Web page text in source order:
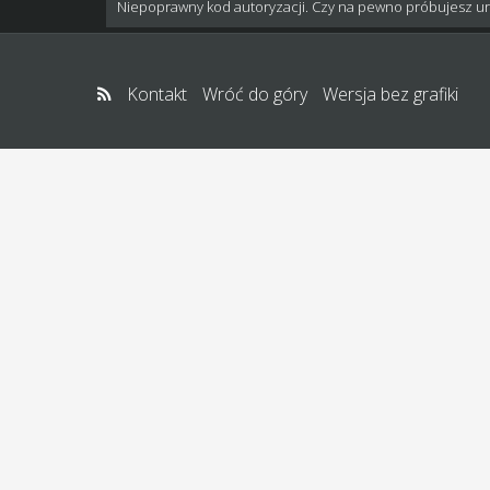
Niepoprawny kod autoryzacji. Czy na pewno próbujesz
Kontakt Wróć do góry Wersja bez grafiki